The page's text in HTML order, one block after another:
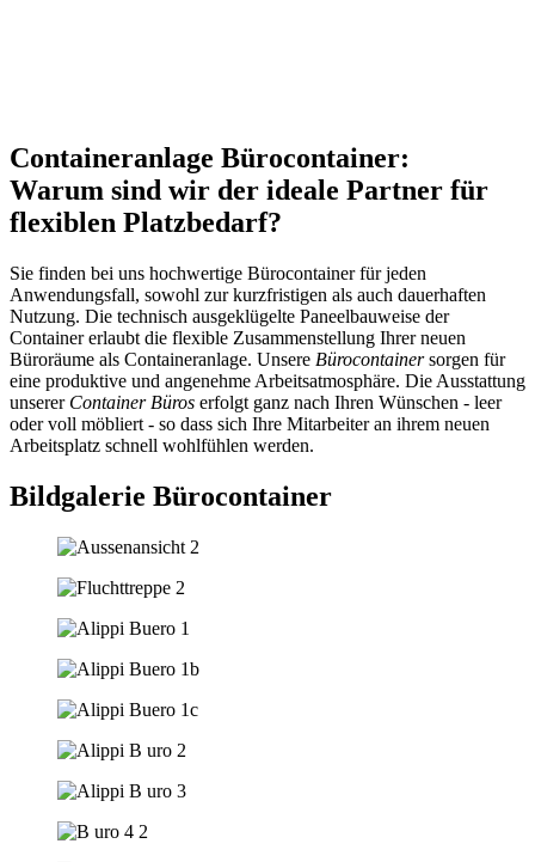
Containeranlage Bürocontainer:
Warum sind wir der ideale Partner für
flexiblen Platzbedarf?
Sie finden bei uns hochwertige Bürocontainer für jeden
Anwendungsfall, sowohl zur kurzfristigen als auch dauerhaften
Nutzung. Die technisch ausgeklügelte Paneelbauweise der
Container erlaubt die flexible Zusammenstellung Ihrer neuen
Büroräume als Containeranlage. Unsere Bürocontainersorgen für
eine produktive und angenehme Arbeitsatmosphäre. Die Ausstattung
unserer Container Büros erfolgt ganz nach Ihren Wünschen - leer
oder voll möbliert - so dass sich Ihre Mitarbeiter an ihrem neuen
Arbeitsplatz schnell wohlfühlen werden.
Bildgalerie Bürocontainer